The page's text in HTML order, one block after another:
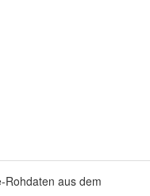
Rohdaten aus dem